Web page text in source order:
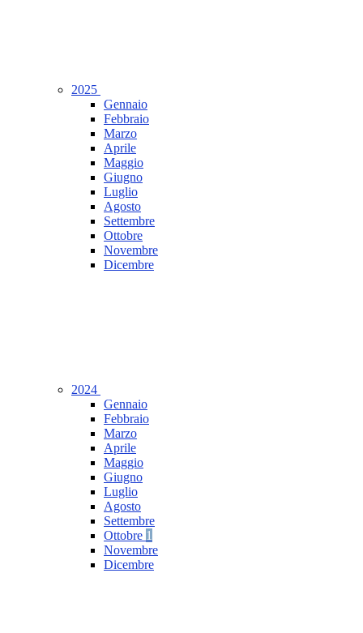
2025
Gennaio
Febbraio
Marzo
Aprile
Maggio
Giugno
Luglio
Agosto
Settembre
Ottobre
Novembre
Dicembre
2024
Gennaio
Febbraio
Marzo
Aprile
Maggio
Giugno
Luglio
Agosto
Settembre
Ottobre 1
Novembre
Dicembre